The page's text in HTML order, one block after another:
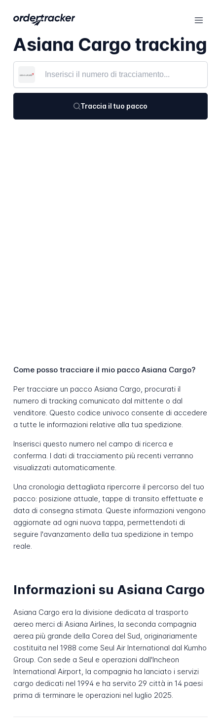
Asiana Cargo tracking
Traccia il tuo pacco
Come posso tracciare il mio pacco Asiana Cargo?
Per tracciare un pacco Asiana Cargo, procurati il
numero di tracking comunicato dal mittente o dal
venditore. Questo codice univoco consente di accedere
a tutte le informazioni relative alla tua spedizione.
Inserisci questo numero nel campo di ricerca e
conferma. I dati di tracciamento più recenti verranno
visualizzati automaticamente.
Una cronologia dettagliata ripercorre il percorso del tuo
pacco: posizione attuale, tappe di transito effettuate e
data di consegna stimata. Queste informazioni vengono
aggiornate ad ogni nuova tappa, permettendoti di
seguire l'avanzamento della tua spedizione in tempo
reale.
Informazioni su Asiana Cargo
Asiana Cargo era la divisione dedicata al trasporto
aereo merci di Asiana Airlines, la seconda compagnia
aerea più grande della Corea del Sud, originariamente
costituita nel 1988 come Seul Air International dal Kumho
Group. Con sede a Seul e operazioni dall'Incheon
International Airport, la compagnia ha lanciato i servizi
cargo dedicati nel 1994 e ha servito 29 città in 14 paesi
prima di terminare le operazioni nel luglio 2025.